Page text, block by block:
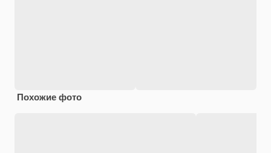
Похожие фото